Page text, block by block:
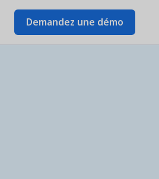
Demandez une démo